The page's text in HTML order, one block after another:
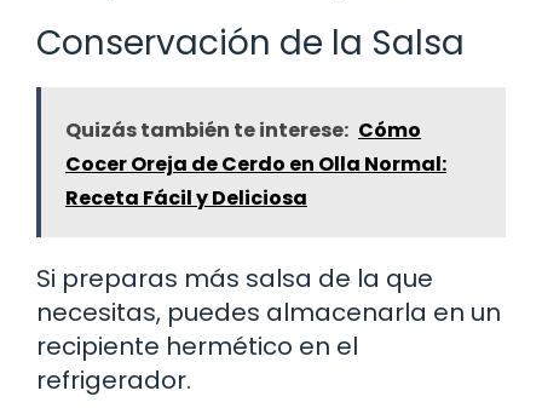
Conservación de la Salsa
Quizás también te interese: Cómo
Cocer Oreja de Cerdo en Olla Normal:
Receta Fácil y Deliciosa
Si preparas más salsa de la que
necesitas, puedes almacenarla en un
recipiente hermético en el
refrigerador.